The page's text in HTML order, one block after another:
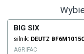
BIG SIX
silnik: DEUTZ
AGRIFAC